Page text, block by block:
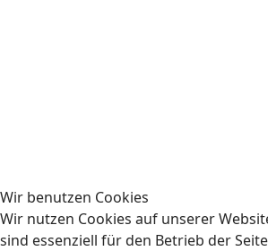
Wir benutzen Cookies
Wir nutzen Cookies auf unserer
sind essenziell für den Betrieb der